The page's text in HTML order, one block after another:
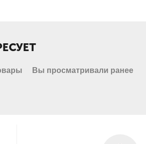
Вы просматривали ранее